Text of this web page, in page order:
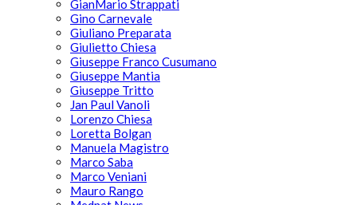
GianMario Strappati
Gino Carnevale
Giuliano Preparata
Giulietto Chiesa
Giuseppe Franco Cusumano
Giuseppe Mantia
Giuseppe Tritto
Jan Paul Vanoli
Lorenzo Chiesa
Loretta Bolgan
Manuela Magistro
Marco Saba
Marco Veniani
Mauro Rango